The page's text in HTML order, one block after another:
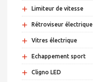
+ Limiteur de vitesse
+ Rétroviseur électrique
+ Vitres électrique
+ Echappement sport
+ Cligno LED